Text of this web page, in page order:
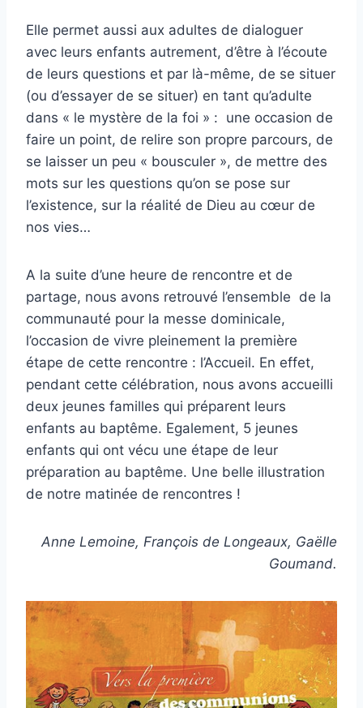
Elle permet aussi aux adultes de dialoguer
avec leurs enfants autrement, d’être à l’écoute
de leurs questions et par là-même, de se situer
(ou d’essayer de se situer) en tant qu’adulte
dans « le mystère de la foi » : une occasion de
faire un point, de relire son propre parcours, de
se laisser un peu « bousculer », de mettre des
mots sur les questions qu’on se pose sur
l’existence, sur la réalité de Dieu au cœur de
nos vies…
A la suite d’une heure de rencontre et de
partage, nous avons retrouvé l’ensemble de la
communauté pour la messe dominicale,
l’occasion de vivre pleinement la première
étape de cette rencontre : l’Accueil. En effet,
pendant cette célébration, nous avons accueilli
deux jeunes familles qui préparent leurs
enfants au baptême. Egalement, 5 jeunes
enfants qui ont vécu une étape de leur
préparation au baptême. Une belle illustration
de notre matinée de rencontres !
Anne Lemoine, François de Longeaux, Gaëlle
Goumand.